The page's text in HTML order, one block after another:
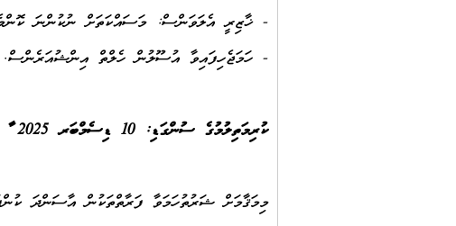
- ޚާޒިރީ އެލަވަންސް: މަސައްކަތަށް ނުކުންނަ ކޮންމެ
- ހަމަޖެހިފައިވާ އުސޫލުން ހެލްތް އިންޝުއަރެންސް.
ކުރިމަތިލުމުގެ ސުންގަޑި: 10 ޑިސެމްބަރ 2025 ވާ ބުދަ ދުވަހުގެ 14:00 ގެ ކުރިން.
މިމަޤާމަށް ޝަރުތުހަމަވާ ފަރާތްތަކުން އާސަންދަ